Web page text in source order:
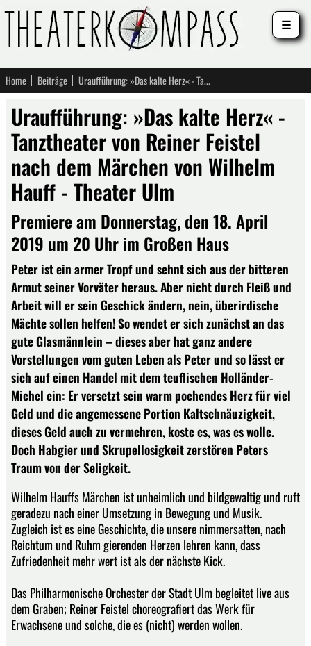
Home Beiträge Uraufführung: »Das kalte Herz« - Tanztheater von Reiner Feistel nach dem Märchen von Wilhelm Hauff - Theater Ulm
Uraufführung: »Das kalte Herz« -
Tanztheater von Reiner Feistel
nach dem Märchen von Wilhelm
Hauff - Theater Ulm
Premiere am Donnerstag, den 18. April
2019 um 20 Uhr im Großen Haus
Peter ist ein armer Tropf und sehnt sich aus der bitteren
Armut seiner Vorväter heraus. Aber nicht durch Fleiß und
Arbeit will er sein Geschick ändern, nein, überirdische
Mächte sollen helfen! So wendet er sich zunächst an das
gute Glasmännlein – dieses aber hat ganz andere
Vorstellungen vom guten Leben als Peter und so lässt er
sich auf einen Handel mit dem teuflischen Holländer-
Michel ein: Er versetzt sein warm pochendes Herz für viel
Geld und die angemessene Portion Kaltschnäuzigkeit,
dieses Geld auch zu vermehren, koste es, was es wolle.
Doch Habgier und Skrupellosigkeit zerstören Peters
Traum von der Seligkeit.
Wilhelm Hauffs Märchen ist unheimlich und bildgewaltig und ruft
geradezu nach einer Umsetzung in Bewegung und Musik.
Zugleich ist es eine Geschichte, die unsere nimmersatten, nach
Reichtum und Ruhm gierenden Herzen lehren kann, dass
Zufriedenheit mehr wert ist als der nächste Kick.
Das Philharmonische Orchester der Stadt Ulm begleitet live aus
dem Graben; Reiner Feistel choreografiert das Werk für
Erwachsene und solche, die es (nicht) werden wollen.
☰